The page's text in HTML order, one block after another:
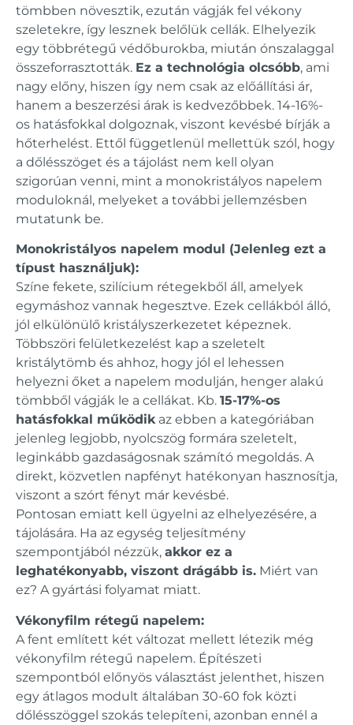
tömbben növesztik, ezután vágják fel vékony
szeletekre, így lesznek belőlük cellák. Elhelyezik
egy többrétegű védőburokba, miután ónszalaggal
összeforrasztották. Ez a technológia olcsóbb, ami
nagy előny, hiszen így nem csak az előállítási ár,
hanem a beszerzési árak is kedvezőbbek. 14-16%-
os hatásfokkal dolgoznak, viszont kevésbé bírják a
hőterhelést. Ettől függetlenül mellettük szól, hogy
a dőlésszöget és a tájolást nem kell olyan
szigorúan venni, mint a monokristályos napelem
moduloknál, melyeket a további jellemzésben
mutatunk be.
Monokristályos napelem modul (Jelenleg ezt a
típust használjuk):
Színe fekete, szilícium rétegekből áll, amelyek
egymáshoz vannak hegesztve. Ezek cellákból álló,
jól elkülönülő kristályszerkezetet képeznek.
Többszöri felületkezelést kap a szeletelt
kristálytömb és ahhoz, hogy jól el lehessen
helyezni őket a napelem modulján, henger alakú
tömbből vágják le a cellákat. Kb. 15-17%-os
hatásfokkal működikaz ebben a kategóriában
jelenleg legjobb, nyolcszög formára szeletelt,
leginkább gazdaságosnak számító megoldás. A
direkt, közvetlen napfényt hatékonyan hasznosítja,
viszont a szórt fényt már kevésbé.
Pontosan emiatt kell ügyelni az elhelyezésére, a
tájolására. Ha az egység teljesítmény
szempontjából nézzük, akkor ez a
leghatékonyabb, viszont drágább is. Miért van
ez? A gyártási folyamat miatt.
Vékonyfilm rétegű napelem:
A fent említett két változat mellett létezik még
vékonyfilm rétegű napelem. Építészeti
szempontból előnyös választást jelenthet, hiszen
egy átlagos modult általában 30-60 fok közti
dőlésszöggel szokás telepíteni, azonban ennél a